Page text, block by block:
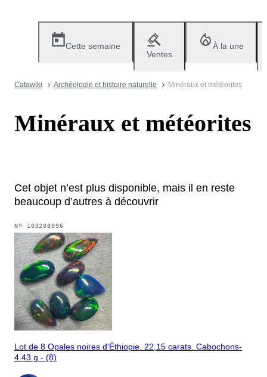
Cette semaine
Ventes
À la une
Catawiki Archéologie et histoire naturelle Minéraux et météorites
Minéraux et météorites
Cet objet n’est plus disponible, mais il en reste
beaucoup d’autres à découvrir
Nº 103208096
Lot de 8 Opales noires d'Éthiopie. 22,15 carats. Cabochons-
4.43 g - (8)